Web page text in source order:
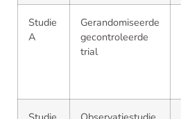
Studie
A
Gerandomiseerde
gecontroleerde
trial